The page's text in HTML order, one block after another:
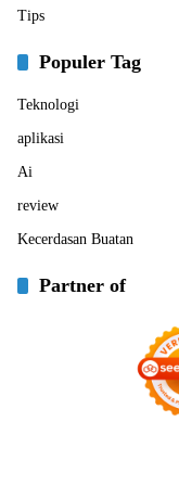
Tips
Populer Tag
Teknologi
aplikasi
Ai
review
Kecerdasan Buatan
Partner of